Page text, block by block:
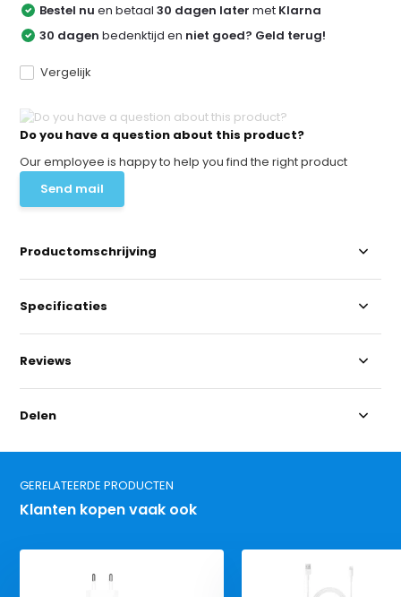
Bestel nu en betaal30 dagen later met Klarna
30 dagen bedenktijd en niet goed? Geld terug!
Vergelijk
Do you have a question about this product?
Our employee is happy to help you find the right product
Send mail
Productomschrijving
Specificaties
Reviews
Delen
GERELATEERDE PRODUCTEN
Klanten kopen vaak ook